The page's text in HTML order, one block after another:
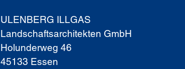
ULENBERG ILLGAS
Landschaftsarchitekten GmbH
Holunderweg 46
45133 Essen